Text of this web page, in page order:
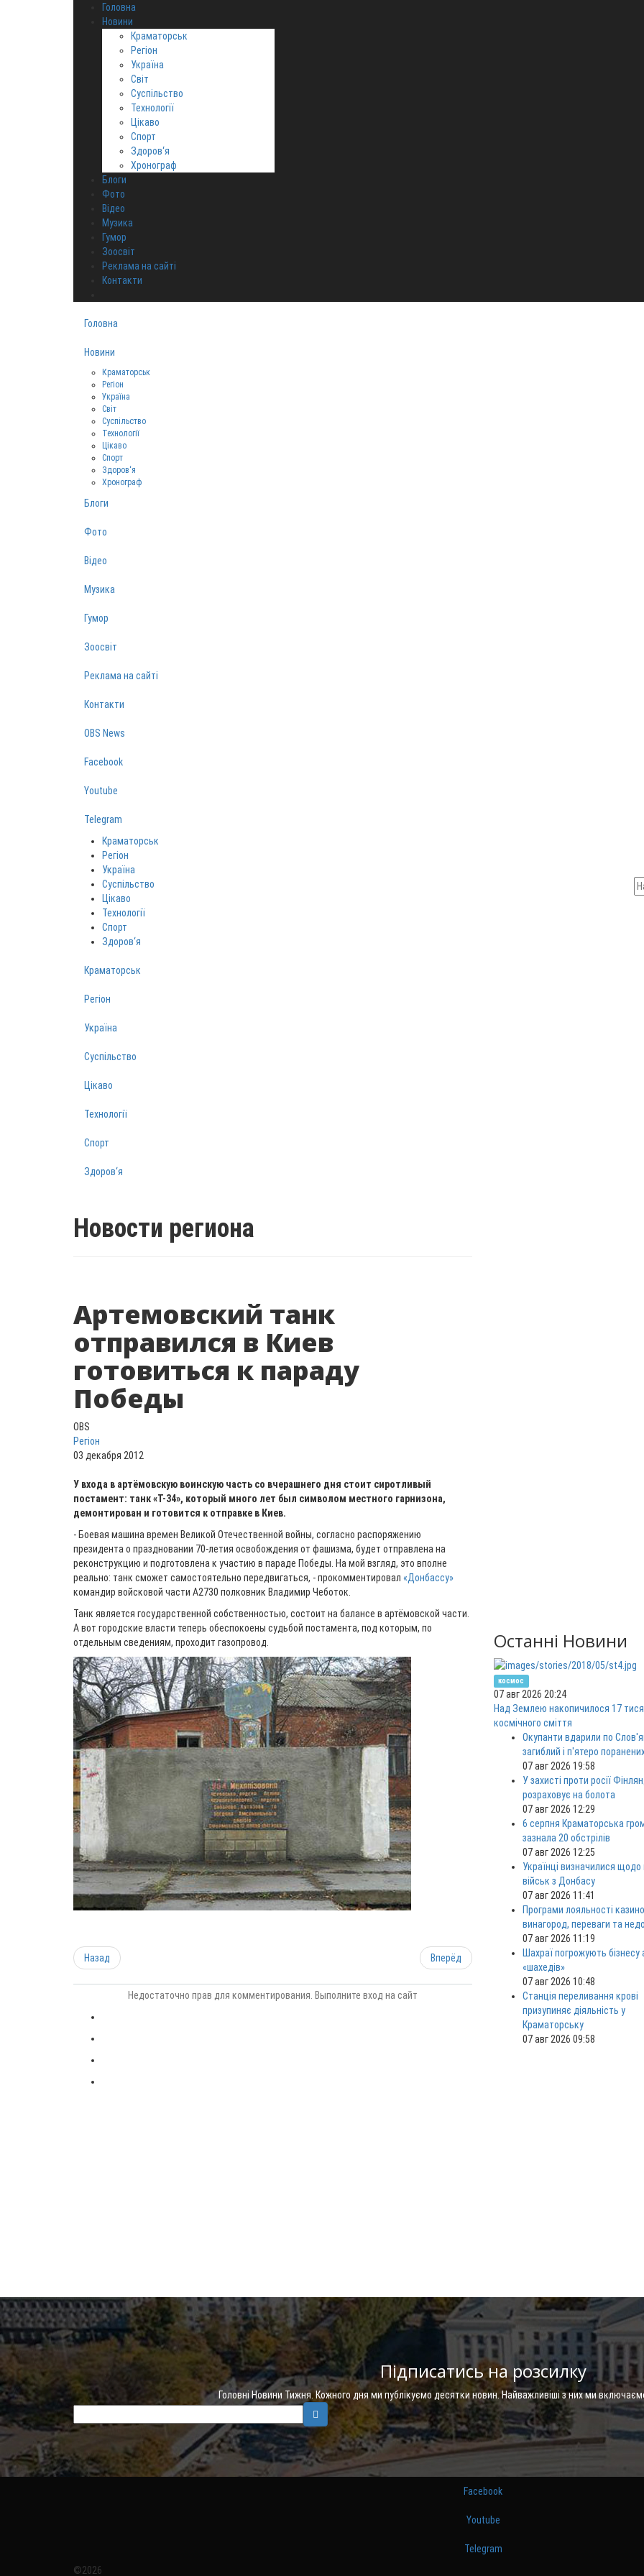
Головна
Новини
Краматорськ
Регіон
Україна
Світ
Суспільство
Технології
Цікаво
Спорт
Здоров‘я
Хронограф
Блоги
Фото
Відео
Музика
Гумор
Зоосвіт
Реклама на сайті
Контакти
Головна
Новини
Краматорськ
Регіон
Україна
Світ
Суспільство
Технології
Цікаво
Спорт
Здоров‘я
Хронограф
Блоги
Фото
Відео
Музика
Гумор
Зоосвіт
Реклама на сайті
Контакти
OBS News
Facebook
Youtube
Telegram
Краматорськ
Регіон
Україна
Суспільство
Цікаво
Технології
Спорт
Здоров‘я
Краматорськ
Регіон
Україна
Суспільство
Цікаво
Технології
Спорт
Здоров‘я
Новости региона
Артемовский танк
отправился в Киев
готовиться к параду
Победы
OBS
Регіон
03 декабря 2012
У входа в артёмовскую воинскую часть со вчерашнего дня стоит сиротливый
постамент: танк «Т-34», который много лет был символом местного гарнизона,
демонтирован и готовится к отправке в Киев.
- Боевая машина времен Великой Отечественной войны, согласно распоряжению
президента о праздновании 70-летия освобождения от фашизма, будет отправлена на
реконструкцию и подготовлена к участию в параде Победы. На мой взгляд, это вполне
реально: танк сможет самостоятельно передвигаться, - прокомментировал «Донбассу»
командир войсковой части А2730 полковник Владимир Чеботок.
Танк является государственной собственностью, состоит на балансе в артёмовской части.
А вот городские власти теперь обеспокоены судьбой постамента, под которым, по
отдельным сведениям, проходит газопровод.
Назад Вперёд
Недостаточно прав для комментирования. Выполните вход на сайт
Останні Новини
космос
07 авг 2026 20:24
Над Землею накопичилося 17
космічного сміття
Окупанти вдарили по
загиблий і п'ятеро
07 авг 2026 19:58
У захисті проти росії
розраховує на болота
07 авг 2026 12:29
6 серпня Краматорська
зазнала 20 обстрілів
07 авг 2026 12:25
Українці визначилися щодо
військ з Донбасу
07 авг 2026 11:41
Програми лояльності
винагород, переваги та
07 авг 2026 11:19
Шахраї погрожують бізнесу
«шахедів»
07 авг 2026 10:48
Станція переливання крові
призупиняє діяльність у
Краматорську
07 авг 2026 09:58
Підписатись на розсилку
Головні Новини Тижня. Кожного дня ми публікуємо десятки новин. Найважливіші з них ми
Facebook
Youtube
Telegram
©2026